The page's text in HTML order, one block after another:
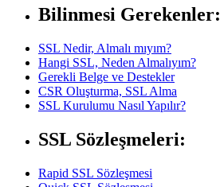
Bilinmesi Gerekenler:
SSL Nedir, Almalı mıyım?
Hangi SSL, Neden Almalıyım?
Gerekli Belge ve Destekler
CSR Oluşturma, SSL Alma
SSL Kurulumu Nasıl Yapılır?
SSL Sözleşmeleri:
Rapid SSL Sözleşmesi